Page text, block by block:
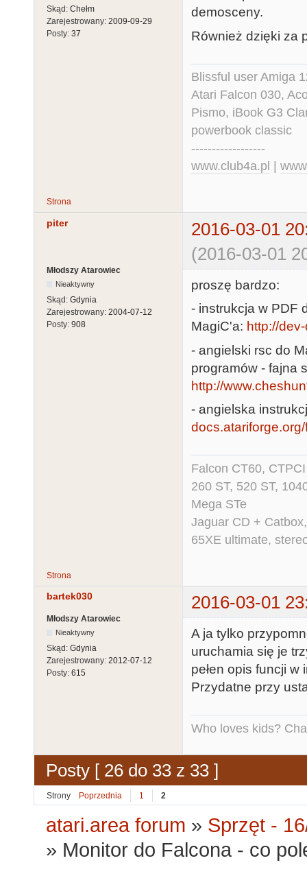
Skąd: Chełm
Zarejestrowany: 2009-09-29
Posty: 37
demosceny.
Również dzięki za
Blissful user Amiga
Atari Falcon 030,
Pismo, iBook G3
powerbook classic
------------------
www.club4a.pl
Strona
piter
2016-03-01
(2016-03-01
Młodszy Atarowiec
Nieaktywny
Skąd: Gdynia
Zarejestrowany: 2004-07-12
Posty: 908
proszę bardzo:
- instrukcja w PDF
MagiC'a: http://
- angielski rsc do
programów - fajna
http://
- angielska
Falcon CT60,
260 ST, 520 ST,
Mega STe
Jaguar CD +
65XE ultimate,
Strona
bartek030 2016-03-01
Młodszy Atarowiec
Nieaktywny
Skąd: Gdynia
Zarejestrowany: 2012-07-12
Posty: 615
A ja tylko
uruchamia się je
pełen opis funcji
Przydatne przy
Who loves kids?
Posty [ 26 do 33 z 33 ]
Strony Poprzednia 1 2
atari.area forum » Sprzęt -
» Monitor do Falcona - co